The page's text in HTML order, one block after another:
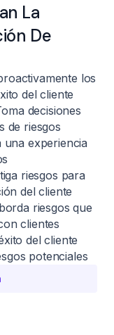
La
De
los
del cliente
decisiones
de riesgos
una experiencia
riesgos para
del cliente
riesgos que
clientes
del cliente
potenciales